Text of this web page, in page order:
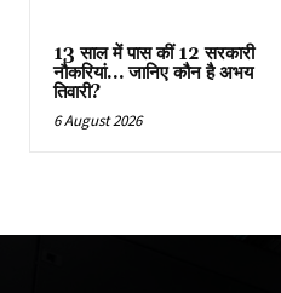
13 साल में पास कीं 12 सरकारी
नौकरियां… जान‍िए कौन है अभय
तिवारी?
6 August 2026